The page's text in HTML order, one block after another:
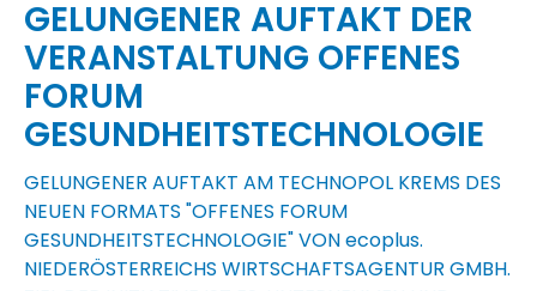
GELUNGENER AUFTAKT DER
VERANSTALTUNG OFFENES
FORUM
GESUNDHEITSTECHNOLOGIE
GELUNGENER AUFTAKT AM TECHNOPOL KREMS DES
NEUEN FORMATS "OFFENES FORUM
GESUNDHEITSTECHNOLOGIE" VONecoplus.
NIEDERÖSTERREICHS WIRTSCHAFTSAGENTUR GMBH.